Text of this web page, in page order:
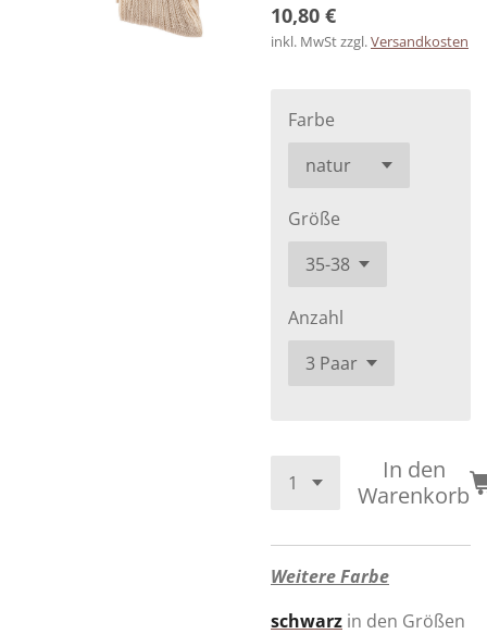
10,80 €
inkl. MwSt zzgl.Versandkosten
Farbe
Größe
Anzahl
In den
Warenkorb
Weitere Farbe
schwarz in den Größen